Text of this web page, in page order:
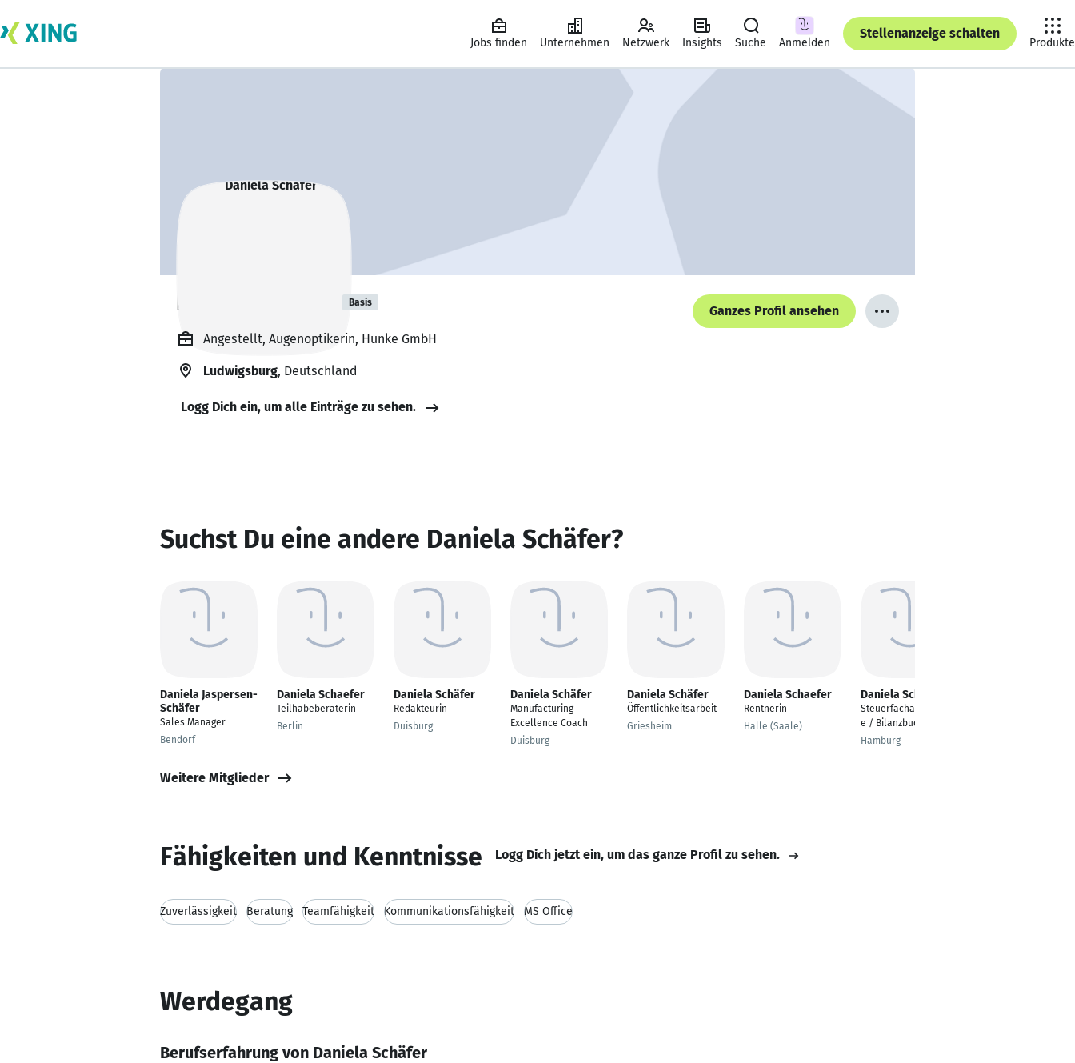
Jobs finden Unternehmen Netzwerk Insights Suche Anmelden
Stellenanzeige schalten
Produkte
Daniela Schäfer Basis
Ganzes Profil ansehen
Angestellt, Augenoptikerin, Hunke GmbH
Ludwigsburg, Deutschland
Logg Dich ein, um alle Einträge zu sehen.
Suchst Du eine andere Daniela Schäfer?
Daniela Jaspersen-
Schäfer
Sales Manager
Bendorf
Daniela Schaefer
Teilhabeberaterin
Berlin
Daniela Schäfer
Redakteurin
Duisburg
Daniela Schäfer
Manufacturing
Excellence Coach
Duisburg
Daniela Schäfer
Öffentlichkeitsarbeit
Griesheim
Daniela Schaefer
Rentnerin
Halle (Saale)
Daniela Schäfer
Steuerfachangestellt
e / Bilanzbuchhalter
Hamburg
Weitere Mitglieder
Fähigkeiten und Kenntnisse Logg Dich jetzt ein, um das ganze Profil zu sehen.
Zuverlässigkeit Beratung Teamfähigkeit Kommunikationsfähigkeit MS Office
Werdegang
Berufserfahrung von Daniela Schäfer